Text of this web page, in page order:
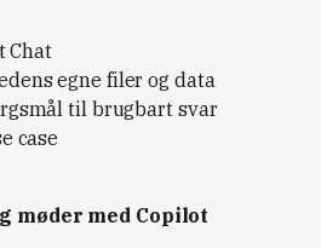
Chat
egne filer og data
til brugbart svar
case
møder med Copilot